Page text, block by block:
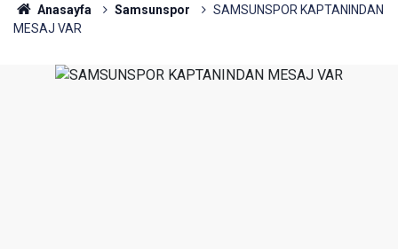
Anasayfa Samsunspor
SAMSUNSPOR KAPTANINDAN
MESAJ VAR